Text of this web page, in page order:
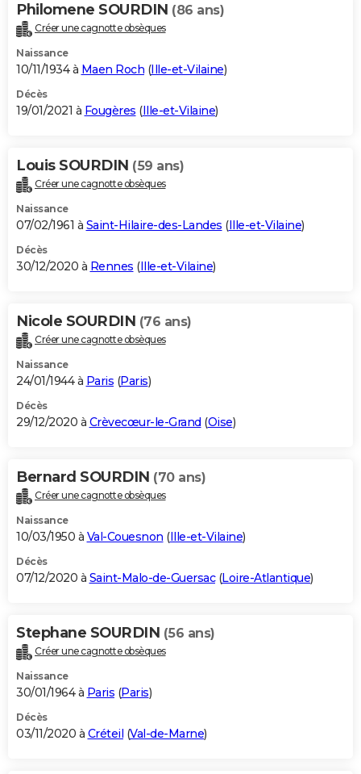
Philomene SOURDIN (86 ans)
Créer une cagnotte obsèques
Naissance
10/11/1934 à Maen Roch (Ille-et-Vilaine)
Décès
19/01/2021 à Fougères (Ille-et-Vilaine)
Louis SOURDIN (59 ans)
Créer une cagnotte obsèques
Naissance
07/02/1961 à Saint-Hilaire-des-Landes (Ille-et-Vilaine)
Décès
30/12/2020 à Rennes (Ille-et-Vilaine)
Nicole SOURDIN (76 ans)
Créer une cagnotte obsèques
Naissance
24/01/1944 à Paris (Paris)
Décès
29/12/2020 à Crèvecœur-le-Grand (Oise)
Bernard SOURDIN (70 ans)
Créer une cagnotte obsèques
Naissance
10/03/1950 à Val-Couesnon (Ille-et-Vilaine)
Décès
07/12/2020 à Saint-Malo-de-Guersac(Loire-Atlantique)
Stephane SOURDIN (56 ans)
Créer une cagnotte obsèques
Naissance
30/01/1964 à Paris (Paris)
Décès
03/11/2020 à Créteil (Val-de-Marne)